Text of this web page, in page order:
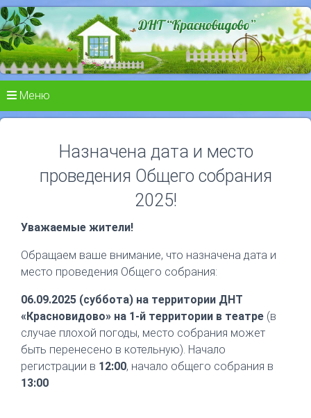
Меню
Назначена дата и место
проведения Общего собрания
2025!
Уважаемые жители!
Обращаем ваше внимание, что назначена дата и
место проведения Общего собрания:
06.09.2025 (суббота) на территории ДНТ
«Красновидово» на 1-й территории в театре (в
случае плохой погоды, место собрания может
быть перенесено в котельную). Начало
регистрации в 12:00, начало общего собрания в
13:00